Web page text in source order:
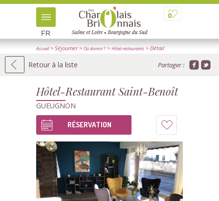
0
FR
Accueil> Séjourner> Où dormir ? > Hôtel-restaurants > Détail
Retour à la liste Partager :
Hôtel-Restaurant Saint-Benoît
GUEUGNON
à
mon
carnet
RÉSERVATION